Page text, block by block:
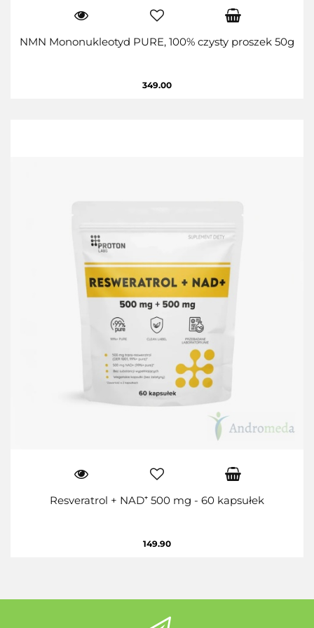
NMN Mononukleotyd PURE, 100% czysty proszek 50g
349.00
Resveratrol + NAD⁺ 500 mg - 60 kapsułek
149.90